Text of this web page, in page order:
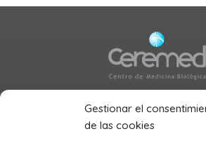
Gestionar el
de las cookies
Todos los derechos reservados